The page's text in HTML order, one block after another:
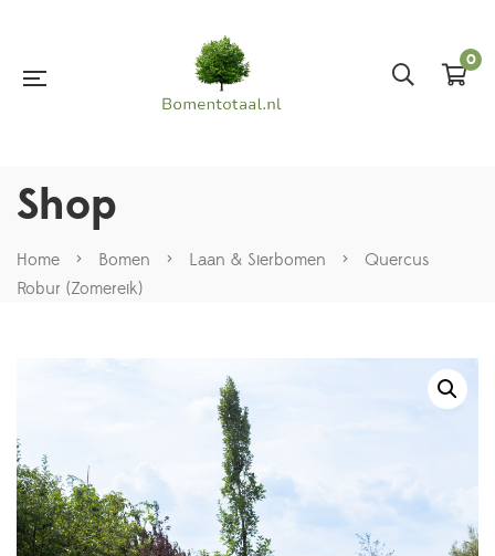
0
Shop
Home > Bomen > Laan & Sierbomen >
Quercus
Robur (Zomereik)